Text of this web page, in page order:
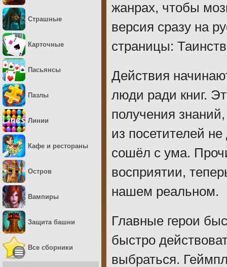
жанрах, чтобы
версия сразу на
страницы:
Действия
люди ради книг.
получения
из посетителей
сошёл с ума.
восприятии,
нашем реальном.
Главные герои
быстро
выбраться.
Страшные
Карточные
Пасьянсы
Пазлы
Линии
Кафе и рестораны
Остров
Вампиры
Защита башни
Все сборники